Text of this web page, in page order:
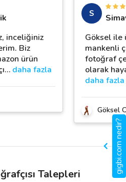
inceliğiniz
Biz
ürün
… daha fazla
S
Göksel ile
mankenli
fotoğraf
olarak
daha fazla
Göksel
Talepleri gigbi.com nedir?